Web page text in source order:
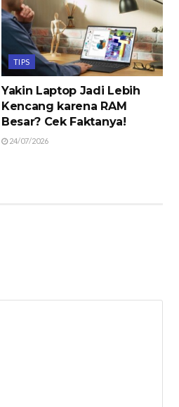
TIPS
Yakin Laptop Jadi Lebih
Kencang karena RAM
Besar? Cek Faktanya!
24/07/2026